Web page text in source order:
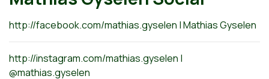
http://facebook.com/mathias.gyselen | Mathias Gyselen
http://instagram.com/mathias.gyselen |
@mathias.gyselen